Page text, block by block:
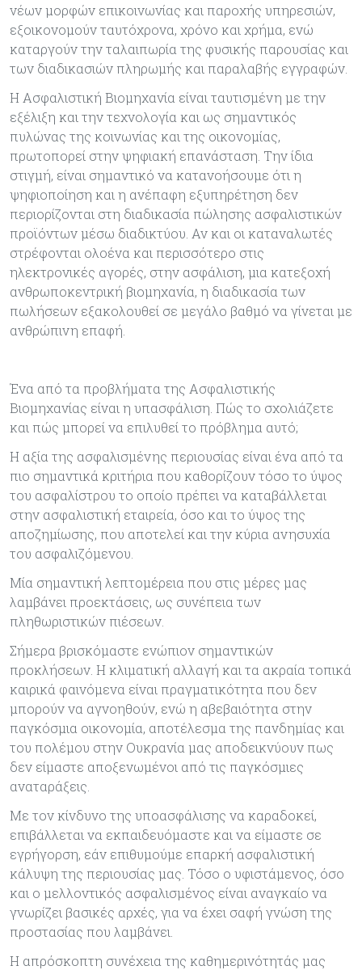
νέων μορφών επικοινωνίας και παροχής υπηρεσιών,
εξοικονομούν ταυτόχρονα, χρόνο και χρήμα, ενώ
καταργούν την ταλαιπωρία της φυσικής παρουσίας και
των διαδικασιών πληρωμής και παραλαβής εγγραφών.
Η Ασφαλιστική Βιομηχανία είναι ταυτισμένη με την
εξέλιξη και την τεχνολογία και ως σημαντικός
πυλώνας της κοινωνίας και της οικονομίας,
πρωτοπορεί στην ψηφιακή επανάσταση. Την ίδια
στιγμή, είναι σημαντικό να κατανοήσουμε ότι η
ψηφιοποίηση και η ανέπαφη εξυπηρέτηση δεν
περιορίζονται στη διαδικασία πώλησης ασφαλιστικών
προϊόντων μέσω διαδικτύου. Αν και οι καταναλωτές
στρέφονται ολοένα και περισσότερο στις
ηλεκτρονικές αγορές, στην ασφάλιση, μια κατεξοχή
ανθρωποκεντρική βιομηχανία, η διαδικασία των
πωλήσεων εξακολουθεί σε μεγάλο βαθμό να γίνεται με
ανθρώπινη επαφή.
Ένα από τα προβλήματα της Ασφαλιστικής
Βιομηχανίας είναι η υπασφάλιση. Πώς το σχολιάζετε
και πώς μπορεί να επιλυθεί το πρόβλημα αυτό;
Η αξία της ασφαλισμένης περιουσίας είναι ένα από τα
πιο σημαντικά κριτήρια που καθορίζουν τόσο το ύψος
του ασφαλίστρου το οποίο πρέπει να καταβάλλεται
στην ασφαλιστική εταιρεία, όσο και το ύψος της
αποζημίωσης, που αποτελεί και την κύρια ανησυχία
του ασφαλιζόμενου.
Μία σημαντική λεπτομέρεια που στις μέρες μας
λαμβάνει προεκτάσεις, ως συνέπεια των
πληθωριστικών πιέσεων.
Σήμερα βρισκόμαστε ενώπιον σημαντικών
προκλήσεων. Η κλιματική αλλαγή και τα ακραία τοπικά
καιρικά φαινόμενα είναι πραγματικότητα που δεν
μπορούν να αγνοηθούν, ενώ η αβεβαιότητα στην
παγκόσμια οικονομία, αποτέλεσμα της πανδημίας και
του πολέμου στην Ουκρανία μας αποδεικνύουν πως
δεν είμαστε αποξενωμένοι από τις παγκόσμιες
αναταράξεις.
Με τον κίνδυνο της υποασφάλισης να καραδοκεί,
επιβάλλεται να εκπαιδευόμαστε και να είμαστε σε
εγρήγορση, εάν επιθυμούμε επαρκή ασφαλιστική
κάλυψη της περιουσίας μας. Τόσο ο υφιστάμενος, όσο
και ο μελλοντικός ασφαλισμένος είναι αναγκαίο να
γνωρίζει βασικές αρχές, για να έχει σαφή γνώση της
προστασίας που λαμβάνει.
Η απρόσκοπτη συνέχεια της καθημερινότητάς μας